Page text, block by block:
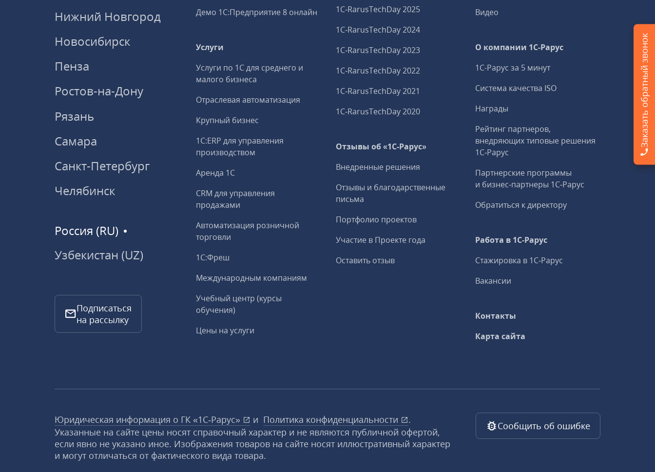
Нижний Новгород
Новосибирск
Пенза
Ростов-на-Дону
Рязань
Самара
Санкт-Петербург
Челябинск
Россия (RU)
Узбекистан (UZ)
Подписаться
на рассылку
Демо 1С:Предприятие 8 онлайн
Услуги
Услуги по 1С для среднего и
малого бизнеса
Отраслевая автоматизация
Крупный бизнес
1С:ERP для управления
производством
Аренда 1С
CRM для управления
продажами
Автоматизация розничной
торговли
1С:Фреш
Международным компаниям
Учебный центр (курсы
обучения)
Цены на услуги
1C‑RarusTechDay 2025
1C‑RarusTechDay 2024
1C‑RarusTechDay 2023
1C‑RarusTechDay 2022
1C‑RarusTechDay 2021
1C‑RarusTechDay 2020
Отзывы об «1С-Рарус»
Внедренные решения
Отзывы и благодарственные
письма
Портфолио проектов
Участие в Проекте года
Оставить отзыв
Видео
О компании 1C-Рарус
1С-Рарус за 5 минут
Система качества ISO
Награды
Рейтинг партнеров,
внедряющих типовые решения
1С‑Рарус
Партнерские программы
и бизнес‑партнеры 1С‑Рарус
Обратиться к директору
Работа в 1С‑Рарус
Стажировка в 1С‑Рарус
Вакансии
Контакты
Карта сайта
Юридическая информация о ГК «1С‑Рарус» и Политика конфиденциальности
.
Указанные на сайте цены носят справочный характер и не являются публичной офертой,
если явно не указано иное. Изображения товаров на сайте носят иллюстративный характер
и могут отличаться от фактического вида товара.
Сообщить об ошибке
Заказать обратный звонок